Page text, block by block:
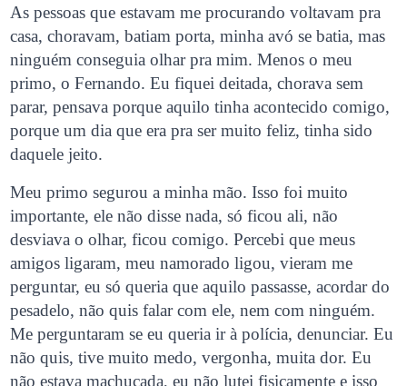
As pessoas que estavam me procurando voltavam pra
casa, choravam, batiam porta, minha avó se batia, mas
ninguém conseguia olhar pra mim. Menos o meu
primo, o Fernando. Eu fiquei deitada, chorava sem
parar, pensava porque aquilo tinha acontecido comigo,
porque um dia que era pra ser muito feliz, tinha sido
daquele jeito.
Meu primo segurou a minha mão. Isso foi muito
importante, ele não disse nada, só ficou ali, não
desviava o olhar, ficou comigo. Percebi que meus
amigos ligaram, meu namorado ligou, vieram me
perguntar, eu só queria que aquilo passasse, acordar do
pesadelo, não quis falar com ele, nem com ninguém.
Me perguntaram se eu queria ir à polícia, denunciar. Eu
não quis, tive muito medo, vergonha, muita dor. Eu
não estava machucada, eu não lutei fisicamente e isso